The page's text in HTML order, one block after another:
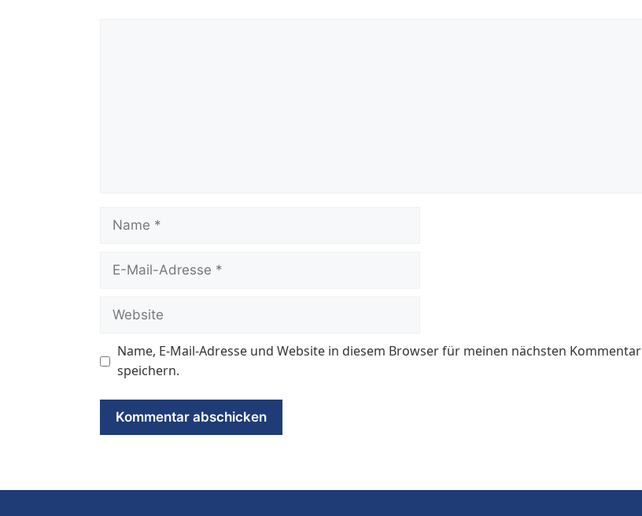
Name
Mail-
Website
Name, E-Mail-Adresse und Website in diesem Browser für meinen nächsten Kommentar
speichern.